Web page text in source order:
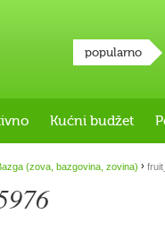
popularno
Kućni budžet
(zova, bazgovina, zovina) ›